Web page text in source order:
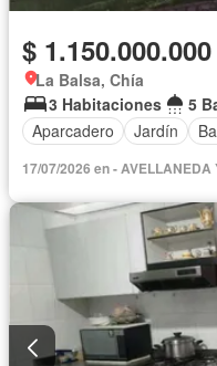
$ 1.150.000.000
La Balsa, Chía
3 Habitaciones
5
Aparcadero
Jardín
17/07/2026 en - AVELLANEDA